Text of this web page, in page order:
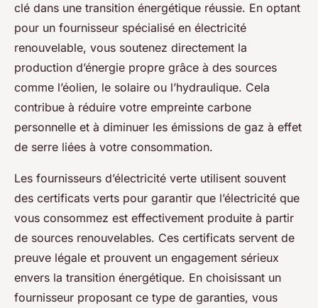
clé dans une transition énergétique réussie. En optant
pour un fournisseur spécialisé en électricité
renouvelable, vous soutenez directement la
production d’énergie propre grâce à des sources
comme l’éolien, le solaire ou l’hydraulique. Cela
contribue à réduire votre empreinte carbone
personnelle et à diminuer les émissions de gaz à effet
de serre liées à votre consommation.
Les fournisseurs d’électricité verte utilisent souvent
des certificats verts pour garantir que l’électricité que
vous consommez est effectivement produite à partir
de sources renouvelables. Ces certificats servent de
preuve légale et prouvent un engagement sérieux
envers la transition énergétique. En choisissant un
fournisseur proposant ce type de garanties, vous